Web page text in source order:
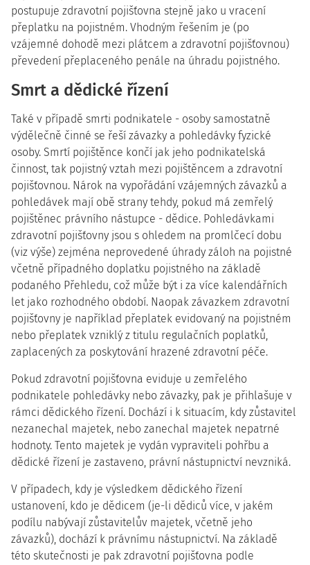
postupuje zdravotní pojišťovna stejně jako u vracení
přeplatku na pojistném. Vhodným řešením je (po
vzájemné dohodě mezi plátcem a zdravotní pojišťovnou)
převedení přeplaceného penále na úhradu pojistného.
Smrt a dědické řízení
Také v případě smrti podnikatele - osoby samostatně
výdělečně činné se řeší závazky a pohledávky fyzické
osoby. Smrtí pojištěnce končí jak jeho podnikatelská
činnost, tak pojistný vztah mezi pojištěncem a zdravotní
pojišťovnou. Nárok na vypořádání vzájemných závazků a
pohledávek mají obě strany tehdy, pokud má zemřelý
pojištěnec právního nástupce - dědice. Pohledávkami
zdravotní pojišťovny jsou s ohledem na promlčecí dobu
(viz výše) zejména neprovedené úhrady záloh na pojistné
včetně případného doplatku pojistného na základě
podaného Přehledu, což může být i za více kalendářních
let jako rozhodného období. Naopak závazkem zdravotní
pojišťovny je například přeplatek evidovaný na pojistném
nebo přeplatek vzniklý z titulu regulačních poplatků,
zaplacených za poskytování hrazené zdravotní péče.
Pokud zdravotní pojišťovna eviduje u zemřelého
podnikatele pohledávky nebo závazky, pak je přihlašuje v
rámci dědického řízení. Dochází i k situacím, kdy zůstavitel
nezanechal majetek, nebo zanechal majetek nepatrné
hodnoty. Tento majetek je vydán vypraviteli pohřbu a
dědické řízení je zastaveno, právní nástupnictví nevzniká.
V případech, kdy je výsledkem dědického řízení
ustanovení, kdo je dědicem (je-li dědiců více, v jakém
podílu nabývají zůstavitelův majetek, včetně jeho
závazků), dochází k právnímu nástupnictví. Na základě
této skutečnosti je pak zdravotní pojišťovna podle